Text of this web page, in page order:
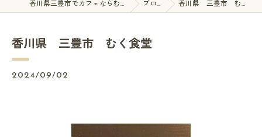
香川県三豊市でカフェならむく食堂 ブログ 香川県 三豊市 むく食堂
香川県 三豊市 むく食堂
2024/09/02